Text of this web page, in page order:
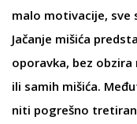
malo motivacije, sve
Jačanje mišića
oporavka, bez
ili samih mišića.
niti pogrešno